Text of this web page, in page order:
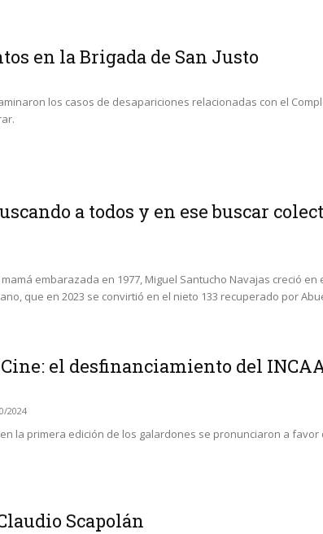
en la Brigada de San Justo
los casos de desapariciones relacionadas con el
a todos y en ese buscar
embarazada en 1977, Miguel Santucho Navajas creció
que en 2023 se convirtió en el nieto 133 recuperado por
el desfinanciamiento del
2024
la primera edición de los galardones se pronunciaron a
Scapolán